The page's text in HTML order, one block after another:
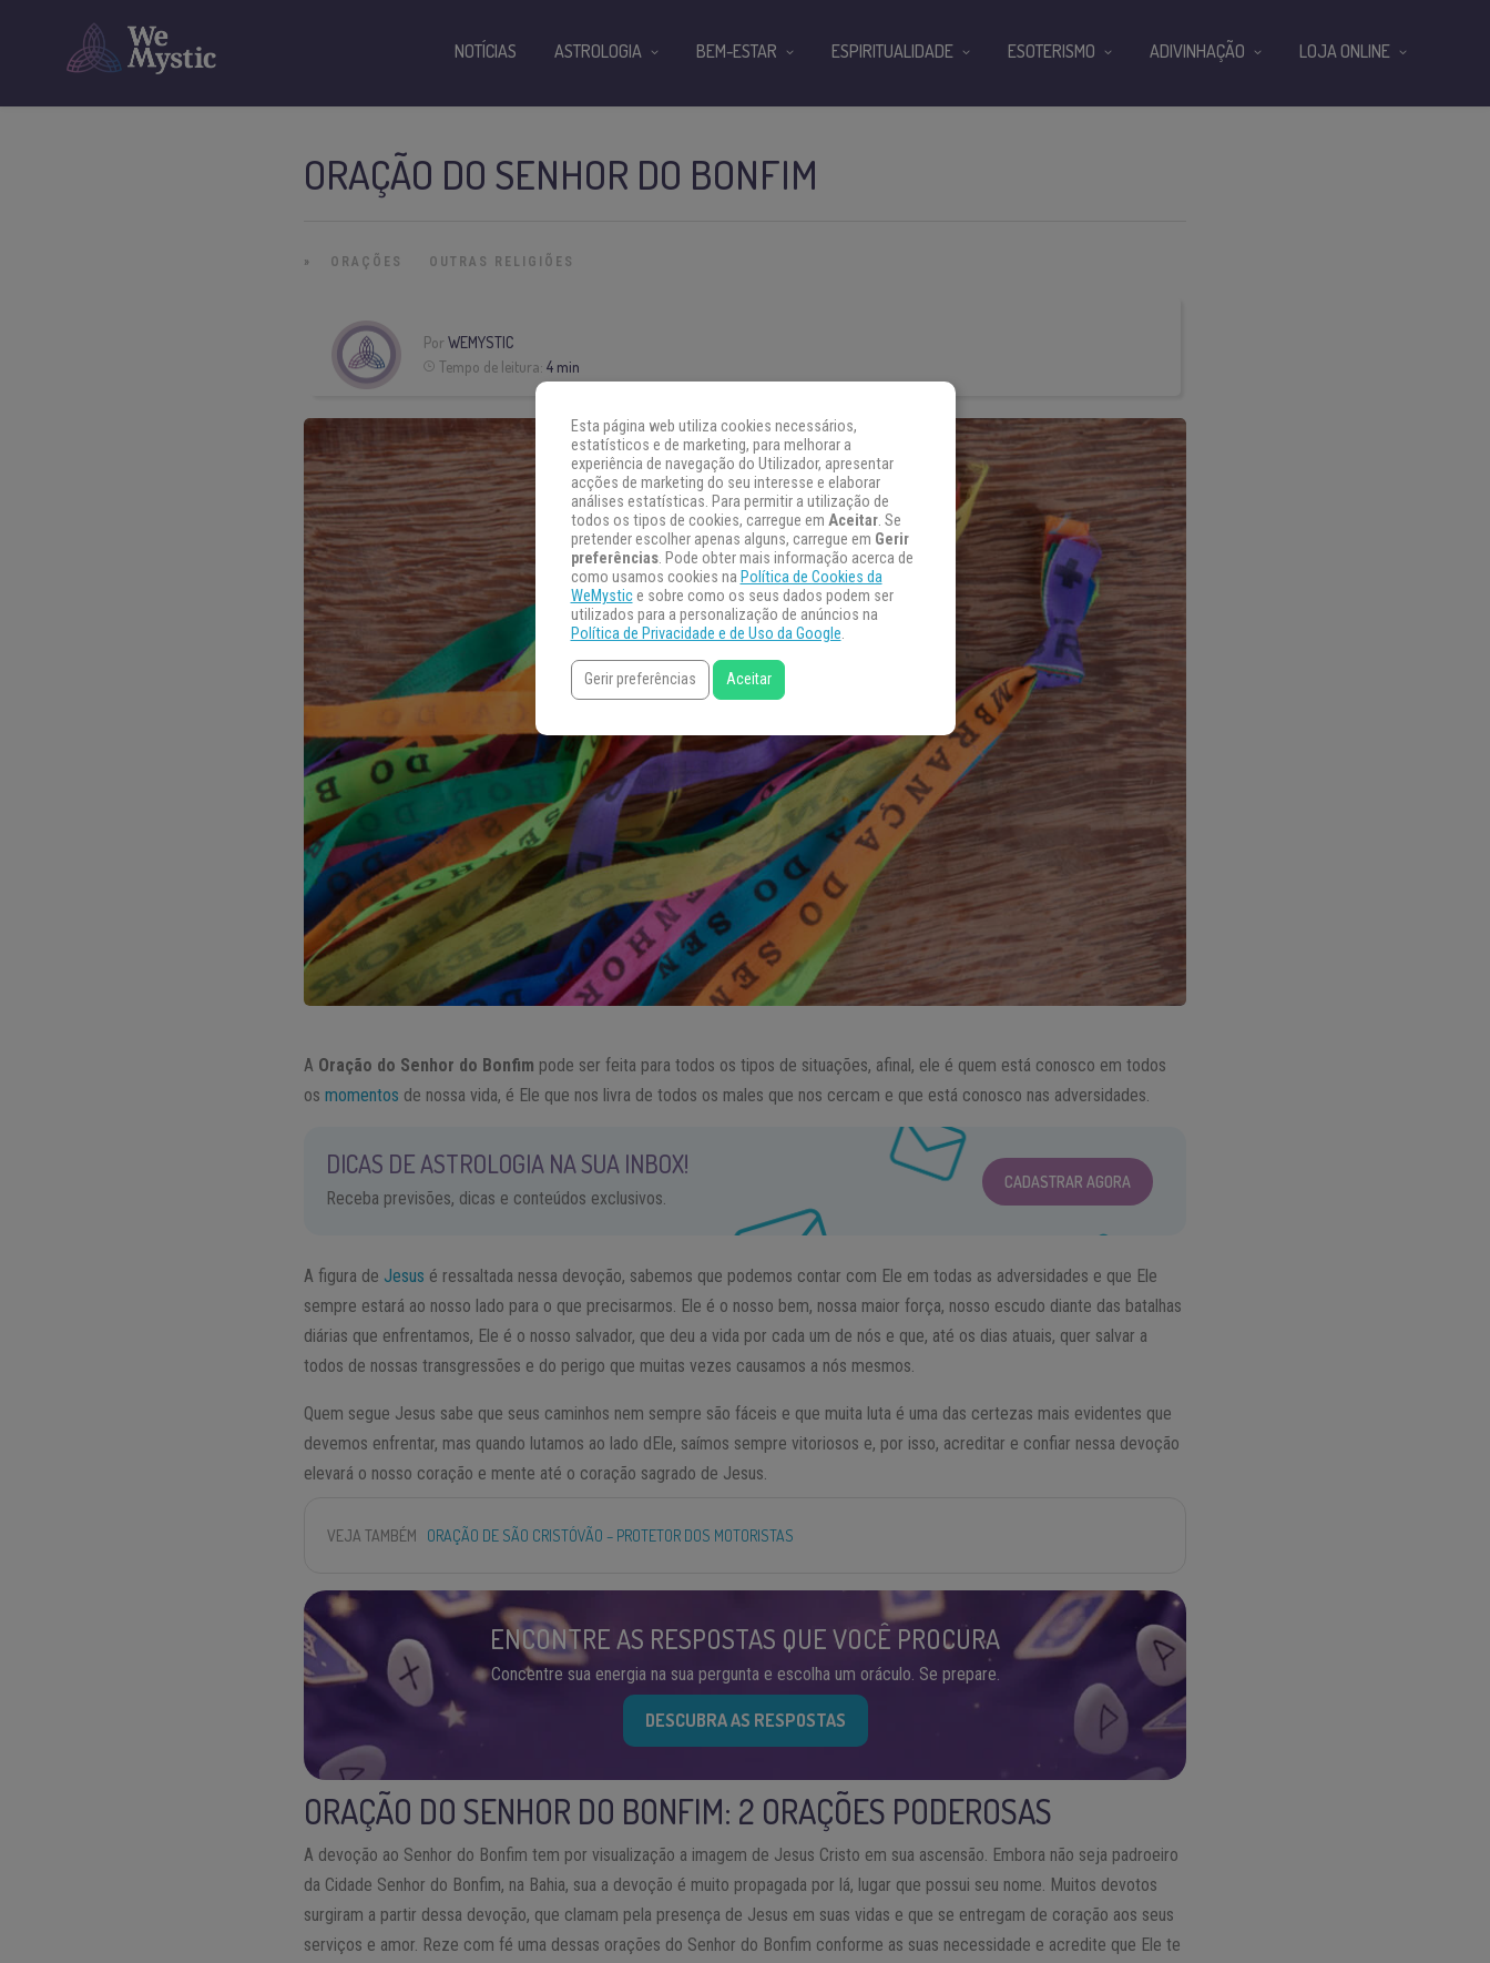
ORAÇÃO DO SENHOR DO BONFIM
» ORAÇÕES OUTRAS RELIGIÕES
Por WEMYSTIC
Tempo de leitura: 4 min
A Oração do Senhor do Bonfim pode ser feita para todos os tipos de situações, afinal, ele é quem está conosco em todos
osmomentos de nossa vida, é Ele que nos livra de todos os males que nos cercam e que está conosco nas adversidades.
DICAS DE ASTROLOGIA NA SUA INBOX!
Receba previsões, dicas e conteúdos exclusivos.
CADASTRAR AGORA
A figura de Jesus é ressaltada nessa devoção, sabemos que podemos contar com Ele em todas as adversidades e que Ele
sempre estará ao nosso lado para o que precisarmos. Ele é o nosso bem, nossa maior força, nosso escudo diante das batalhas
diárias que enfrentamos, Ele é o nosso salvador, que deu a vida por cada um de nós e que, até os dias atuais, quer salvar a
todos de nossas transgressões e do perigo que muitas vezes causamos a nós mesmos.
Quem segue Jesus sabe que seus caminhos nem sempre são fáceis e que muita luta é uma das certezas mais evidentes que
devemos enfrentar, mas quando lutamos ao lado dEle, saímos sempre vitoriosos e, por isso, acreditar e confiar nessa devoção
elevará o nosso coração e mente até o coração sagrado de Jesus.
VEJA TAMBÉM ORAÇÃO DE SÃO CRISTÓVÃO – PROTETOR DOS MOTORISTAS
ENCONTRE AS RESPOSTAS QUE VOCÊ PROCURA
Concentre sua energia na sua pergunta e escolha um oráculo. Se prepare.
DESCUBRA AS RESPOSTAS
ORAÇÃO DO SENHOR DO BONFIM: 2 ORAÇÕES PODEROSAS
A devoção ao Senhor do Bonfim tem por visualização a imagem de Jesus Cristo em sua ascensão. Embora não seja padroeiro
da Cidade Senhor do Bonfim, na Bahia, sua a devoção é muito propagada por lá, lugar que possui seu nome. Muitos devotos
surgiram a partir dessa devoção, que clamam pela presença de Jesus em suas vidas e que se entregam de coração aos seus
serviços e amor. Reze com fé uma dessas orações do Senhor do Bonfim conforme as suas necessidade e acredite que Ele te
NOTÍCIAS ASTROLOGIA BEM-ESTAR ESPIRITUALIDADE ESOTERISMO ADIVINHAÇÃO LOJA ONLINE
Esta página web utiliza cookies necessários,
estatísticos e de marketing, para melhorar a
experiência de navegação do Utilizador, apresentar
acções de marketing do seu interesse e elaborar
análises estatísticas. Para permitir a utilização de
todos os tipos de cookies, carregue em Aceitar. Se
pretender escolher apenas alguns, carregue em Gerir
preferências. Pode obter mais informação acerca de
como usamos cookies na Política de Cookies da
WeMystice sobre como os seus dados podem ser
utilizados para a personalização de anúncios na
Política de Privacidade e de Uso da Google.
Gerir preferências Aceitar